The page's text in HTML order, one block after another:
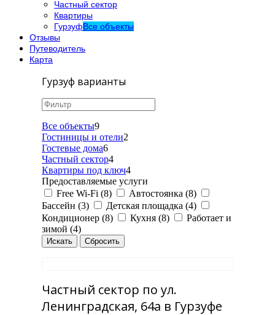
Частный сектор
Квартиры
ГурзуфВсе объекты
Отзывы
Путеводитель
Карта
Гурзуф варианты
Все объекты9
Гостиницы и отели2
Гостевые дома6
Частный сектор4
Квартиры под ключ4
Предоставляемые услуги
Free Wi-Fi (8)
Автостоянка (8)
Бассейн (3)
Детская площадка (4)
Кондиционер (8)
Кухня (8)
Работает и
зимой (4)
Частный сектор по ул.
Ленинградская, 64а в Гурзуфе